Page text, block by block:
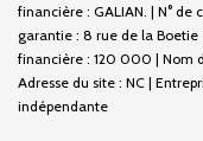
financière : GALIAN. | N° de
garantie : 8 rue de la
financière : 120 000 | Nom
Adresse du site : NC |
indépendante